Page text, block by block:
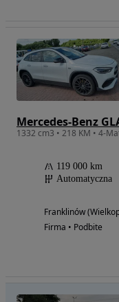
Mercedes-Benz
1332 cm3 • 218 KM • 4-
119 000 km
Automatyczna
Franklinów
Firma • Podbite